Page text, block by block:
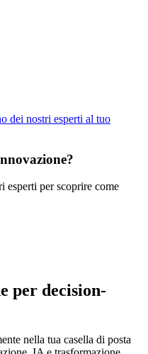
dei nostri esperti al tuo
esperti per scoprire come
per decision-
nella tua casella di posta